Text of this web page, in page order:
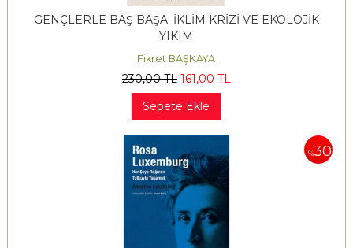
GENÇLERLE BAŞ BAŞA: İKLİM KRİZİ VE EKOLOJİK
YIKIM
Fikret BAŞKAYA
230,00TL 161,00 TL
Sepete Ekle
%30